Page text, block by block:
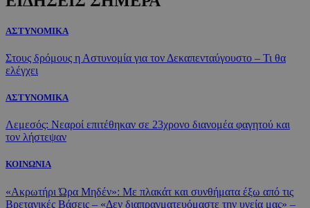
ΑΣΤΥΝΟΜΙΚΑ
Στους δρόμους η Αστυνομία για τον Δεκαπενταύγουστο – Τι θα
ελέγχει
ΑΣΤΥΝΟΜΙΚΑ
Λεμεσός: Νεαροί επιτέθηκαν σε 23χρονο διανομέα φαγητού και
τον λήστεψαν
ΚΟΙΝΩΝΙΑ
«Ακρωτήρι Ώρα Μηδέν»: Με πλακάτ και συνθήματα έξω από τις
Βρετανικές Βάσεις – «Δεν διαπραγματευόμαστε την υγεία μας» –